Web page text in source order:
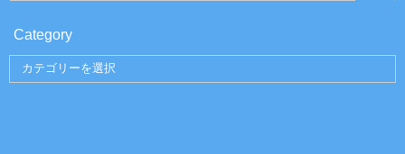
Category